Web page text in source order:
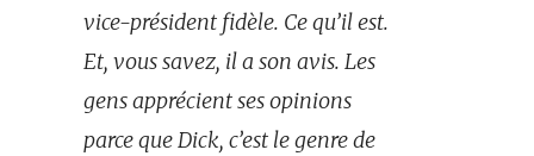
vice-président fidèle. Ce qu’il est.
Et, vous savez, il a son avis. Les
gens apprécient ses opinions
parce que Dick, c’est le genre de